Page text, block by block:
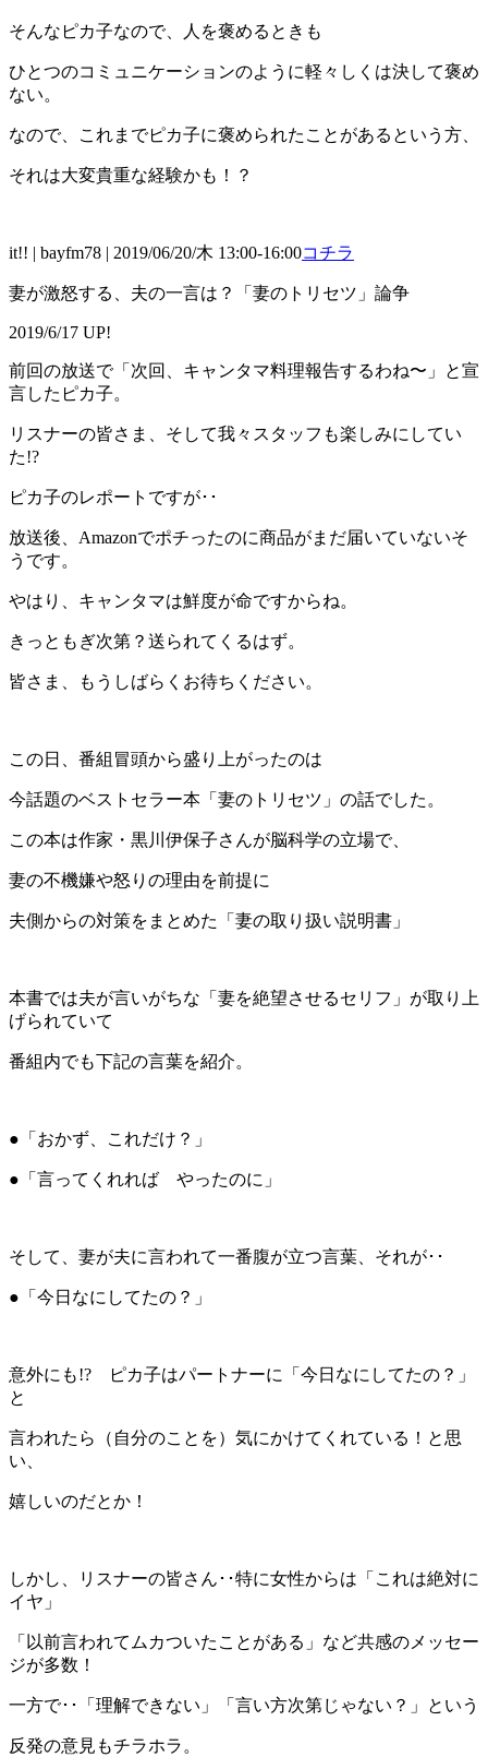
そんなピカ子なので、人を褒めるときも
ひとつのコミュニケーションのように軽々しくは決して褒め
ない。
なので、これまでピカ子に褒められたことがあるという方、
それは大変貴重な経験かも！？
it!! | bayfm78 | 2019/06/20/木 13:00-16:00コチラ
妻が激怒する、夫の一言は？「妻のトリセツ」論争
2019/6/17 UP!
前回の放送で「次回、キャンタマ料理報告するわね〜」と宣
言したピカ子。
リスナーの皆さま、そして我々スタッフも楽しみにしてい
た!?
ピカ子のレポートですが･･
放送後、Amazonでポチったのに商品がまだ届いていないそ
うです。
やはり、キャンタマは鮮度が命ですからね。
きっともぎ次第？送られてくるはず。
皆さま、もうしばらくお待ちください。
この日、番組冒頭から盛り上がったのは
今話題のベストセラー本「妻のトリセツ」の話でした。
この本は作家・黒川伊保子さんが脳科学の立場で、
妻の不機嫌や怒りの理由を前提に
夫側からの対策をまとめた「妻の取り扱い説明書」
本書では夫が言いがちな「妻を絶望させるセリフ」が取り上
げられていて
番組内でも下記の言葉を紹介。
●「おかず、これだけ？」
●「言ってくれれば やったのに」
そして、妻が夫に言われて一番腹が立つ言葉、それが･･
●「今日なにしてたの？」
意外にも!? ピカ子はパートナーに「今日なにしてたの？」
と
言われたら（自分のことを）気にかけてくれている！と思
い、
嬉しいのだとか！
しかし、リスナーの皆さん･･特に女性からは「これは絶対に
イヤ」
「以前言われてムカついたことがある」など共感のメッセー
ジが多数！
一方で･･「理解できない」「言い方次第じゃない？」という
反発の意見もチラホラ。